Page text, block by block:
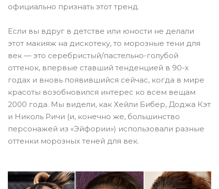
официально признать этот тренд.
Если вы вдруг в детстве или юности не делали
этот макияж на дискотеку, то морозные тени для
век — это серебристый/пастельно-голубой
оттенок, впервые ставший тенденцией в 90-х
годах и вновь появившийся сейчас, когда в мире
красоты возобновился интерес ко всем вещам
2000 года. Мы видели, как Хейли Бибер, Доджа Кэт
и Николь Ричи (и, конечно же, большинство
персонажей из «Эйфории») использовали разные
оттенки морозных теней для век.